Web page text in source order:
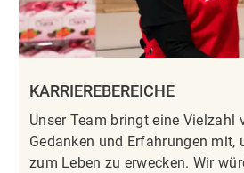
KARRIEREBEREICHE
Unser Team bringt eine Vielzahl
Gedanken und Erfahrungen mit,
zum Leben zu erwecken. Wir